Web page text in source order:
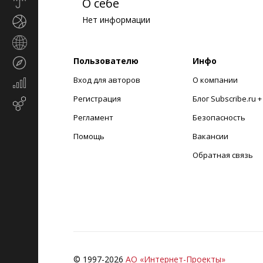
регионы
Экономика
маркетинг
О себе
Нет информации
Пользователю
Вход для авторов
Регистрация
Регламент
Помощь
Инфо
О компании
Блог Subscribe.ru +
Безопасность
Вакансии
Обратная связь
© 1997-2026 АО «Интернет-Проекты»